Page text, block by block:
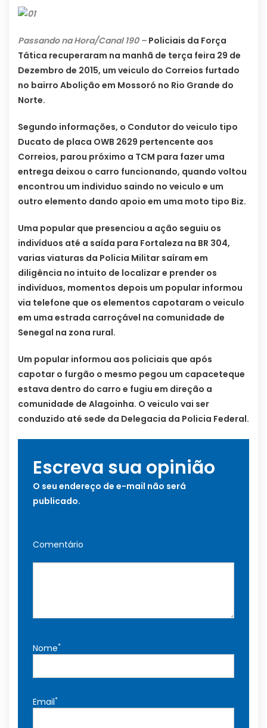
Passando na Hora/Canal 190 – Policiais da Força
Tática recuperaram na manhã de terça feira 29 de
Dezembro de 2015, um veiculo do Correios furtado
no bairro Abolição em Mossoró no Rio Grande do
Norte.
Segundo informações, o Condutor do veiculo tipo
Ducato de placa OWB 2629 pertencente aos
Correios, parou próximo a TCM para fazer uma
entrega deixou o carro funcionando, quando voltou
encontrou um individuo saindo no veiculo e um
outro elemento dando apoio em uma moto tipo Biz.
Uma popular que presenciou a ação seguiu os
indivíduos até a saída para Fortaleza na BR 304,
varias viaturas da Policia Militar saíram em
diligência no intuito de localizar e prender os
indivíduos, momentos depois um popular informou
via telefone que os elementos capotaram o veiculo
em uma estrada carroçável na comunidade de
Senegal na zona rural.
Um popular informou aos policiais que após
capotar o furgão o mesmo pegou um capaceteque
estava dentro do carro e fugiu em direção a
comunidade de Alagoinha. O veiculo vai ser
conduzido até sede da Delegacia da Policia Federal.
Escreva sua opinião
O seu endereço de e-mail não será
publicado.
Comentário
Nome*
Email*